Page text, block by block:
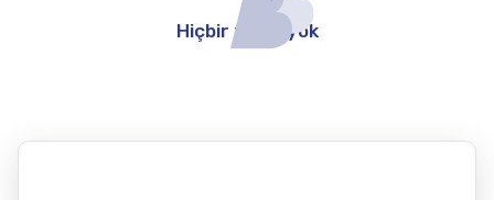
Hiçbir teklif yok